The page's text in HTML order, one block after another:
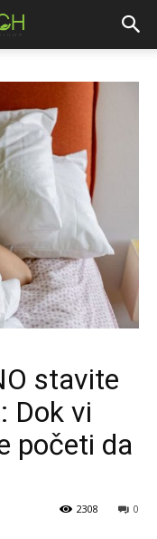
stavite
Dok vi
početi da
0
2308